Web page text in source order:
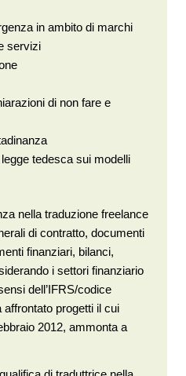
in ambito di marchi
servizi
di non fare e
tedesca sui modelli
nella traduzione freelance
di contratto, documenti
finanziari, bilanci,
i settori finanziario
dell’IFRS/codice
progetti il cui
2012, ammonta a